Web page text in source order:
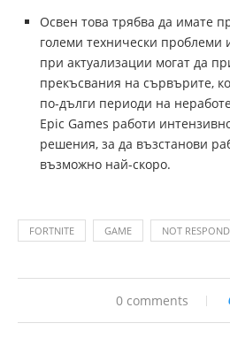
Освен това трябва да имате
големи технически проблеми
при актуализации могат да
прекъсвания на сървърите,
по-дълги периоди на
Epic Games работи
решения, за да възстанови
възможно най-скоро.
FORTNITE GAME NOT
0 comments